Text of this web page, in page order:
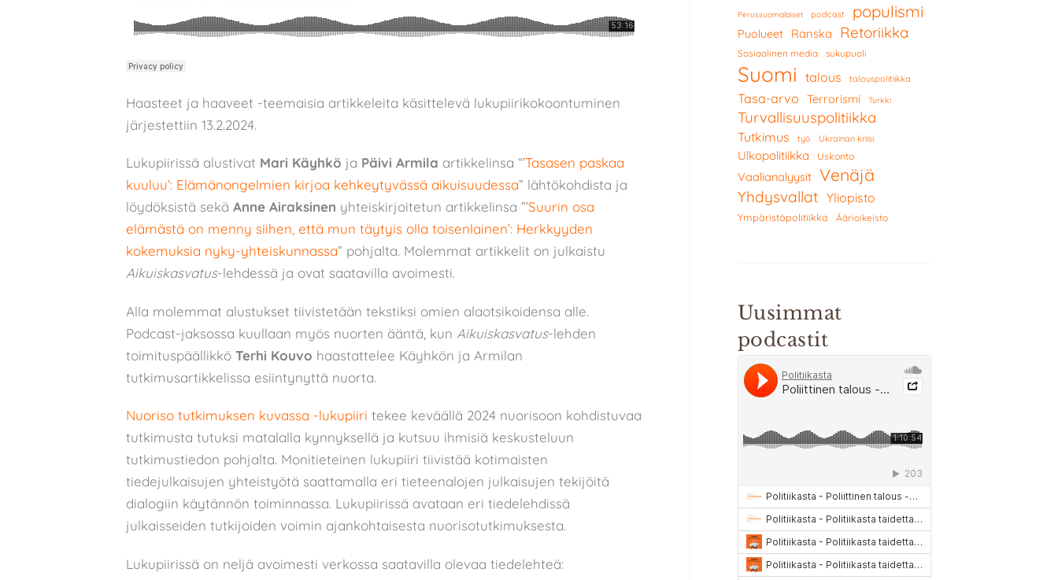
Haasteet ja haaveet -teemaisia artikkeleita käsittelevä lukupiirikokoontuminen
järjestettiin 13.2.2024.
Lukupiirissä alustivat Mari Käyhkö ja Päivi Armila artikkelinsa “’Tasasen paskaa
kuuluu’: Elämänongelmien kirjoa kehkeytyvässä aikuisuudessa” lähtökohdista ja
löydöksistä sekä Anne Airaksinen yhteiskirjoitetun artikkelinsa ”’Suurin osa
elämästä on menny siihen, että mun täytyis olla toisenlainen’: Herkkyyden
kokemuksia nyky-yhteiskunnassa” pohjalta. Molemmat artikkelit on julkaistu
Aikuiskasvatus-lehdessä ja ovat saatavilla avoimesti.
Alla molemmat alustukset tiivistetään tekstiksi omien alaotsikoidensa alle.
Podcast-jaksossa kuullaan myös nuorten ääntä, kun Aikuiskasvatus-lehden
toimituspäällikkö Terhi Kouvo haastattelee Käyhkön ja Armilan
tutkimusartikkelissa esiintynyttä nuorta.
Nuoriso tutkimuksen kuvassa -lukupiiri tekee keväällä 2024 nuorisoon kohdistuvaa
tutkimusta tutuksi matalalla kynnyksellä ja kutsuu ihmisiä keskusteluun
tutkimustiedon pohjalta. Monitieteinen lukupiiri tiivistää kotimaisten
tiedejulkaisujen yhteistyötä saattamalla eri tieteenalojen julkaisujen tekijöitä
dialogiin käytännön toiminnassa. Lukupiirissä avataan eri tiedelehdissä
julkaisseiden tutkijoiden voimin ajankohtaisesta nuorisotutkimuksesta.
Lukupiirissä on neljä avoimesti verkossa saatavilla olevaa tiedelehteä:
Perussuomalaiset podcast populismi
Puolueet Ranska Retoriikka
Sosiaalinen media sukupuoli
Suomi talous talouspolitiikka
Tasa-arvo Terrorismi Turkki
Turvallisuuspolitiikka
Tutkimus työ Ukrainan kriisi
Ulkopolitiikka Uskonto
Vaalianalyysit Venäjä
Yhdysvallat Yliopisto
Ympäristöpolitiikka Äärioikeisto
Uusimmat
podcastit